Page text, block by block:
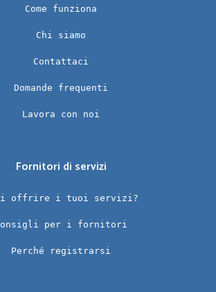
Come funziona
Chi siamo
Contattaci
Domande frequenti
Lavora con noi
Fornitori di servizi
offrire i tuoi servizi?
per i fornitori
Perché registrarsi